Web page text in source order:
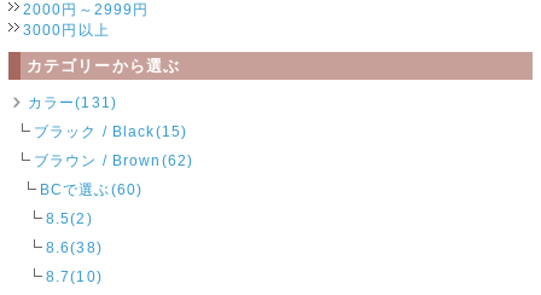
2000円～2999円
3000円以上
カテゴリーから選ぶ
カラー(131)
ブラック / Black(15)
ブラウン / Brown(62)
BCで選ぶ(60)
8.5(2)
8.6(38)
8.7(10)